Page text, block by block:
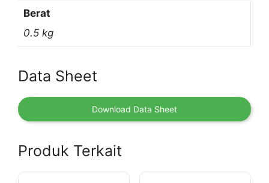
Berat
0.5 kg
Data Sheet
Download Data Sheet
Produk Terkait